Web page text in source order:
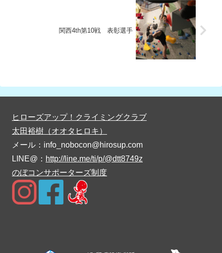
関西4th第10戦 表彰選手
ヒローズアップ！クライミングクラブ
太田裕樹（オオタヒロキ）
メール：info_nobocon@hirosup.com
LINE@： http://line.me/ti/p/@dtt8749z
のぼコンサポーターズ制度